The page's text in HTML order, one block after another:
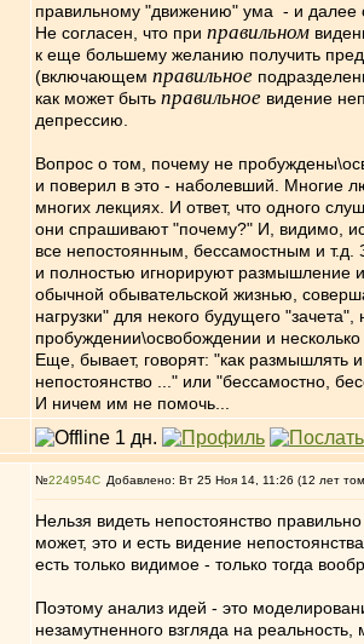
правильному "движению" ума - и далее
Не согласен, что при правильном
к еще большему желанию получить
(включающем правильное
как может быть правильное видение
депрессию.
Вопрос о том, почему не
и поверил в это - наболевший. Многие
многих лекциях. И ответ, что одного
они спрашивают "почему?" И, видимо,
все непостоянным, бессамостным и
и полностью игнорируют размышление
обычной обывательской жизнью,
нагрузки" для некого будущего
пробуждении\освобождении и
Еще, бывает, говорят: "как размышлять
непостоянство ..." или "бессамостно,
И ничем им не помочь...
№224954 Добавлено: Вт 25 Ноя 14, 11:26 (12 лет
Нельзя видеть непостоянство
может, это и есть видение
есть только видимое - только тогда
Поэтому анализ идей - это
незамутненного взгляда на